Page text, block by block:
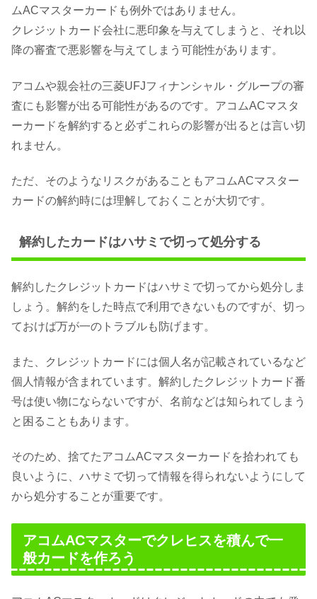
ムACマスターカードも例外ではありません。
クレジットカード会社に悪印象を与えてしまうと、それ以
降の審査で悪影響を与えてしまう可能性があります。
アコムや親会社の三菱UFJフィナンシャル・グループの審
査にも影響が出る可能性があるのです。アコムACマスタ
ーカードを解約すると必ずこれらの影響が出るとは言い切
れません。
ただ、そのようなリスクがあることもアコムACマスター
カードの解約時には理解しておくことが大切です。
解約したカードはハサミで切って処分する
解約したクレジットカードはハサミで切ってから処分しま
しょう。解約をした時点で利用できないものですが、切っ
ておけば万が一のトラブルも防げます。
また、クレジットカードには個人名が記載されているなど
個人情報が含まれています。解約したクレジットカード番
号は使い物にならないですが、名前などは知られてしまう
と困ることもあります。
そのため、捨てたアコムACマスターカードを拾われても
良いように、ハサミで切って情報を得られないようにして
から処分することが重要です。
アコムACマスターでクレヒスを積んで一
般カードを作ろう